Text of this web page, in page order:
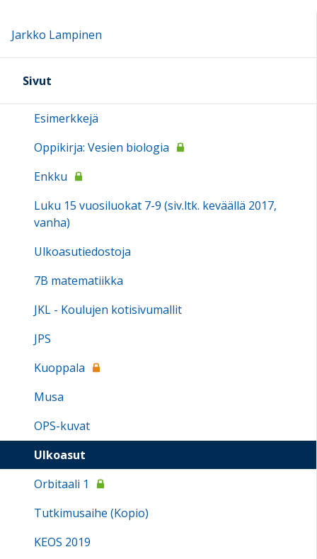
Jarkko Lampinen
Sivut
Esimerkkejä
Oppikirja: Vesien biologia
Enkku
Luku 15 vuosiluokat 7-9 (siv.ltk. keväällä 2017,
vanha)
Ulkoasutiedostoja
7B matematiikka
JKL - Koulujen kotisivumallit
JPS
Kuoppala
Musa
OPS-kuvat
Ulkoasut
Orbitaali 1
Tutkimusaihe (Kopio)
KEOS 2019